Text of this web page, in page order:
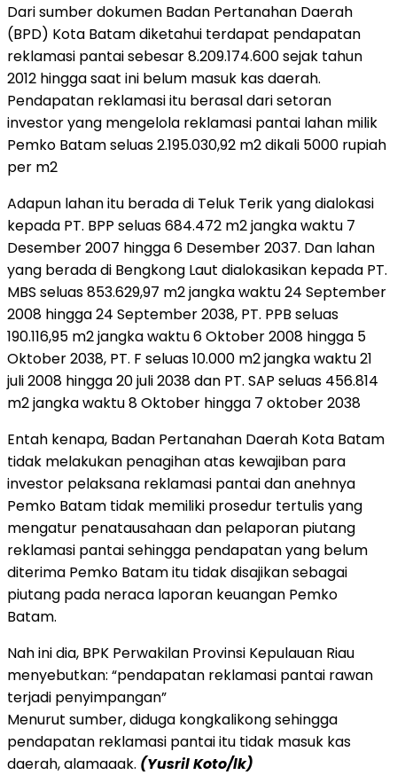
Dari sumber dokumen Badan Pertanahan Daerah
(BPD) Kota Batam diketahui terdapat pendapatan
reklamasi pantai sebesar 8.209.174.600 sejak tahun
2012 hingga saat ini belum masuk kas daerah.
Pendapatan reklamasi itu berasal dari setoran
investor yang mengelola reklamasi pantai lahan milik
Pemko Batam seluas 2.195.030,92 m2 dikali 5000 rupiah
per m2
Adapun lahan itu berada di Teluk Terik yang dialokasi
kepada PT. BPP seluas 684.472 m2 jangka waktu 7
Desember 2007 hingga 6 Desember 2037. Dan lahan
yang berada di Bengkong Laut dialokasikan kepada PT.
MBS seluas 853.629,97 m2 jangka waktu 24 September
2008 hingga 24 September 2038, PT. PPB seluas
190.116,95 m2 jangka waktu 6 Oktober 2008 hingga 5
Oktober 2038, PT. F seluas 10.000 m2 jangka waktu 21
juli 2008 hingga 20 juli 2038 dan PT. SAP seluas 456.814
m2 jangka waktu 8 Oktober hingga 7 oktober 2038
Entah kenapa, Badan Pertanahan Daerah Kota Batam
tidak melakukan penagihan atas kewajiban para
investor pelaksana reklamasi pantai dan anehnya
Pemko Batam tidak memiliki prosedur tertulis yang
mengatur penatausahaan dan pelaporan piutang
reklamasi pantai sehingga pendapatan yang belum
diterima Pemko Batam itu tidak disajikan sebagai
piutang pada neraca laporan keuangan Pemko
Batam.
Nah ini dia, BPK Perwakilan Provinsi Kepulauan Riau
menyebutkan: “pendapatan reklamasi pantai rawan
terjadi penyimpangan”
Menurut sumber, diduga kongkalikong sehingga
pendapatan reklamasi pantai itu tidak masuk kas
daerah, alamaaak. (Yusril Koto/lk)